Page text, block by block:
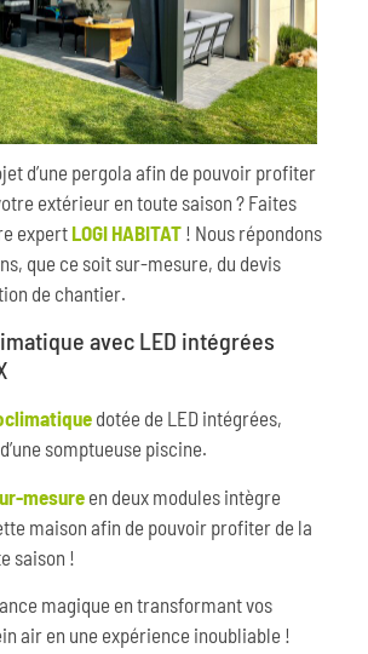
d’une pergola afin de pouvoir profiter
extérieur en toute saison ? Faites
expert LOGI HABITAT ! Nous répondons
que ce soit sur-mesure, du devis
de chantier.
avec LED intégrées
dotée de LED intégrées,
somptueuse piscine.
mesureen deux modules intègre
maison afin de pouvoir profiter de la
saison !
magique en transformant vos
air en une expérience inoubliable !